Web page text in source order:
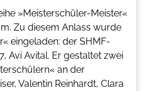
»Meisterschüler-Meister«
Zu diesem Anlass wurde
eingeladen: der SHMF-
Avi Avital. Er gestaltet zwei
an der
Valentin Reinhardt, Clara